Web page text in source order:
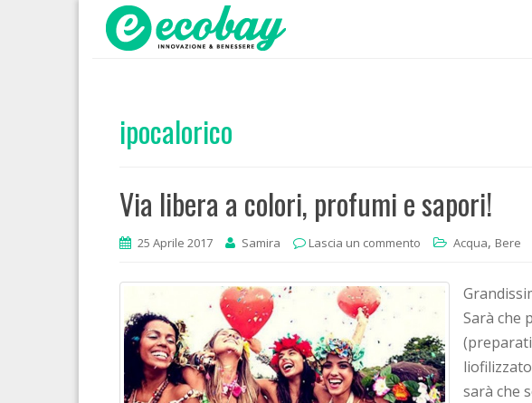
ipocalorico
Via libera a colori, profumi e sapori!
25 Aprile 2017 Samira Lascia un commento Acqua, Bere
Sarà che
sarà che